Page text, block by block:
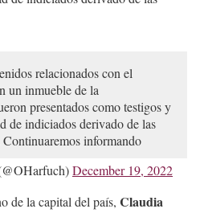
relacionados con el
un inmueble de la
presentados como testigos y
de indiciados derivado de las
informando
December 19, 2022
de la capital del país, Claudia